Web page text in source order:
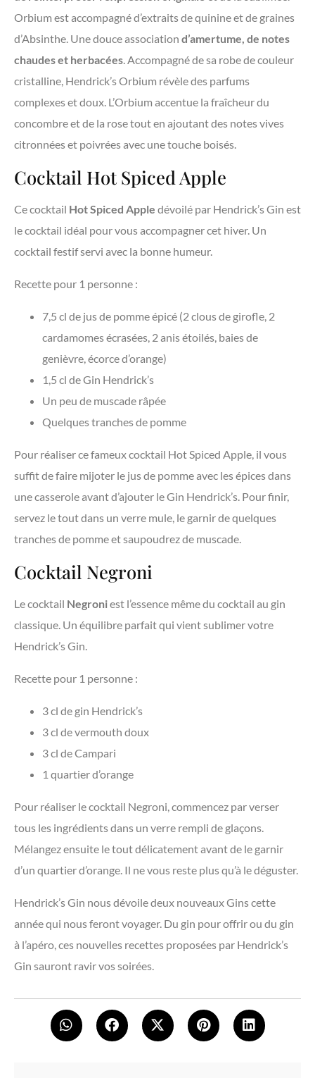
Orbium est accompagné d’extraits de quinine et de graines
d’Absinthe. Une douce association d’amertume, de notes
chaudes et herbacées . Accompagné de sa robe de couleur
cristalline, Hendrick’s Orbium révèle des parfums
complexes et doux. L’Orbium accentue la fraîcheur du
concombre et de la rose tout en ajoutant des notes vives
citronnées et poivrées avec une touche boisés.
Cocktail Hot Spiced Apple
Ce cocktail Hot Spiced Apple dévoilé par Hendrick’s Gin est
le cocktail idéal pour vous accompagner cet hiver. Un
cocktail festif servi avec la bonne humeur.
Recette pour 1 personne :
7,5 cl de jus de pomme épicé (2 clous de girofle, 2
cardamomes écrasées, 2 anis étoilés, baies de
genièvre, écorce d’orange)
1,5 cl de Gin Hendrick’s
Un peu de muscade râpée
Quelques tranches de pomme
Pour réaliser ce fameux cocktail Hot Spiced Apple, il vous
suffit de faire mijoter le jus de pomme avec les épices dans
une casserole avant d’ajouter le Gin Hendrick’s. Pour finir,
servez le tout dans un verre mule, le garnir de quelques
tranches de pomme et saupoudrez de muscade.
Cocktail Negroni
Le cocktail Negroniest l’essence même du cocktail au gin
classique. Un équilibre parfait qui vient sublimer votre
Hendrick’s Gin.
Recette pour 1 personne :
3 cl de gin Hendrick’s
3 cl de vermouth doux
3 cl de Campari
1 quartier d’orange
Pour réaliser le cocktail Negroni, commencez par verser
tous les ingrédients dans un verre rempli de glaçons.
Mélangez ensuite le tout délicatement avant de le garnir
d’un quartier d’orange. Il ne vous reste plus qu’à le déguster.
Hendrick’s Gin nous dévoile deux nouveaux Gins cette
année qui nous feront voyager. Du gin pour offrir ou du gin
à l’apéro, ces nouvelles recettes proposées par Hendrick’s
Gin sauront ravir vos soirées.